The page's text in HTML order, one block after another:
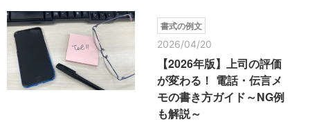
書式の例文
2026/04/20
【2026年版】上司の評価
が変わる！ 電話・伝言メ
モの書き方ガイド～NG例
も解説～